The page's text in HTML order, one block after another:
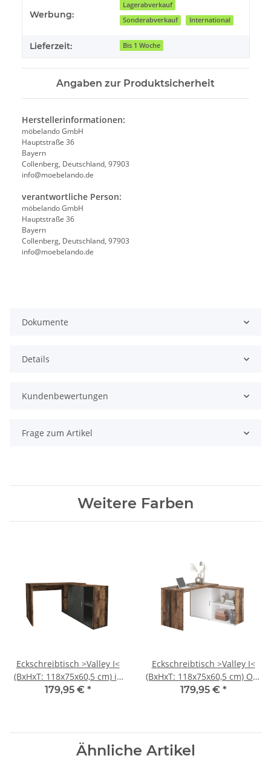
Werbung:
Lagerabverkauf
Sonderabverkauf
International
Lieferzeit: Bis 1 Woche
Angaben zur Produktsicherheit
Herstellerinformationen:
möbelando GmbH
Hauptstraße 36
Bayern
Collenberg, Deutschland, 97903
info@moebelando.de
verantwortliche Person:
möbelando GmbH
Hauptstraße 36
Bayern
Collenberg, Deutschland, 97903
info@moebelando.de
Dokumente
Details
Kundenbewertungen
Frage zum Artikel
Weitere Farben
Eckschreibtisch >Valley I<
(BxHxT: 118x75x60,5 cm) in
Old Style dunkel / Matera
179,95 € *
Eckschreibtisch >Valley I<
(BxHxT: 118x75x60,5 cm) Old
Style dunkel / weiß Perl
179,95 € *
Ähnliche Artikel